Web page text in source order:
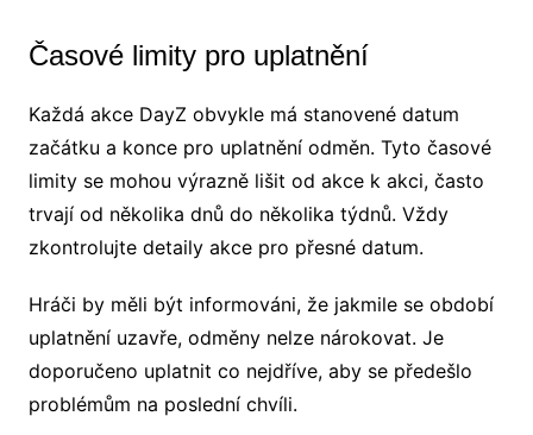
Časové limity pro uplatnění
Každá akce DayZ obvykle má stanovené datum
začátku a konce pro uplatnění odměn. Tyto časové
limity se mohou výrazně lišit od akce k akci, často
trvají od několika dnů do několika týdnů. Vždy
zkontrolujte detaily akce pro přesné datum.
Hráči by měli být informováni, že jakmile se období
uplatnění uzavře, odměny nelze nárokovat. Je
doporučeno uplatnit co nejdříve, aby se předešlo
problémům na poslední chvíli.